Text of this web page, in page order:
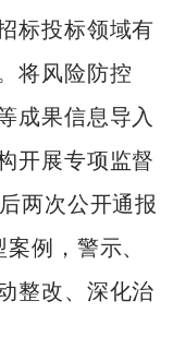
标投标领域有
将风险防控
成果信息导入
开展专项监督
两次公开通报
例，警示、
整改、深化治